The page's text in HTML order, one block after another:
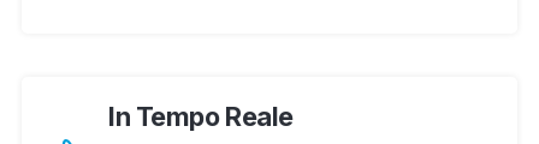
In Tempo Reale